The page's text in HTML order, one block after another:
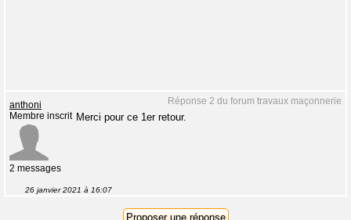
Réponse 2 du forum travaux maçonnerie
anthoni
Membre inscrit
2 messages
Merci pour ce 1er retour.
26 janvier 2021 à 16:07